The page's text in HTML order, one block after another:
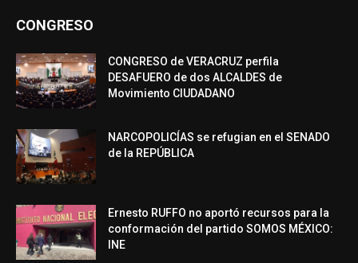
CONGRESO
CONGRESO de VERACRUZ perfila
DESAFUERO de dos ALCALDES de
Movimiento CIUDADANO
NARCOPOLICÍAS se refugian en el SENADO
de la REPÚBLICA
Ernesto RUFFO no aportó recursos para la
conformación del partido SOMOS MÉXICO:
INE